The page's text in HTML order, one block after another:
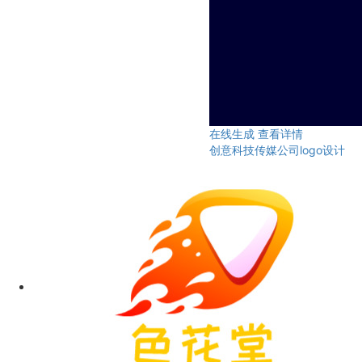
在线生成 查看详情
创意科技传媒公司logo设计